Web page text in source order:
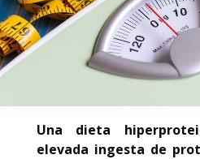
Una dieta
elevada ingesta de